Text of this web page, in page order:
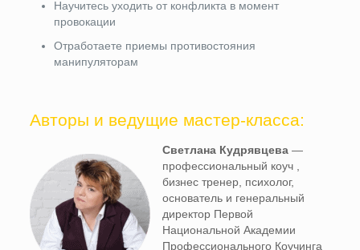
Научитесь уходить от конфликта в момент
провокации
Отработаете приемы противостояния
манипуляторам
Авторы и ведущие мастер-класса:
Светлана Кудрявцева—
профессиональный коуч ,
бизнес тренер, психолог,
основатель и генеральный
директор Первой
Национальной Академии
Профессионального Коучинга